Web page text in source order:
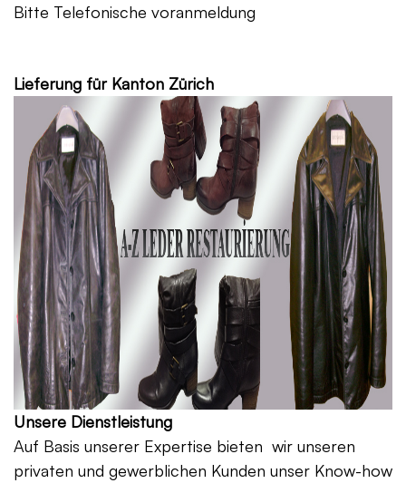
Bitte Telefonische voranmeldung
Lieferung für Kanton Zürich
Unsere Dienstleistung
Auf Basis unserer Expertise bieten wir unseren
privaten und gewerblichen Kunden unser Know-how